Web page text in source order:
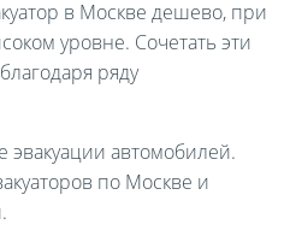
в Москве дешево, при
уровне. Сочетать эти
ряду
эвакуации автомобилей.
по Москве и